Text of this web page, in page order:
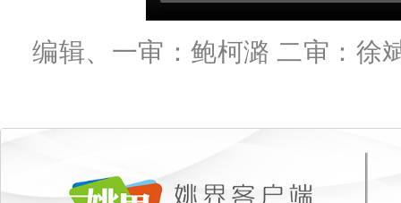
编辑、一审：鲍柯潞 二审：徐